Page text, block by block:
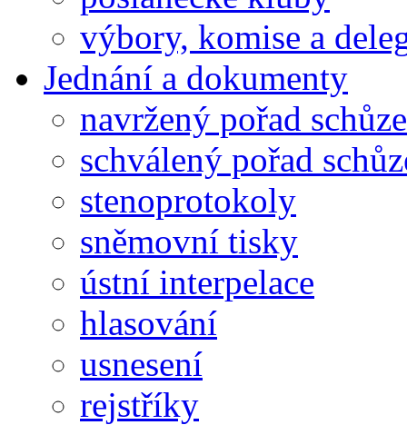
výbory, komise a
Jednání a dokumenty
navržený pořad schůze
schválený pořad
stenoprotokoly
sněmovní tisky
ústní interpelace
hlasování
usnesení
rejstříky